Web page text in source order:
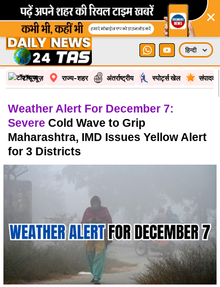
×
टॉप न्यूज़ राज्य-शहर अंतर्राष्ट्रीय स्पोर्ट्स खेल
Weather Alert For December 7:
Severe Cold Wave to Grip
Maharashtra, IMD Issues Yellow Alert
for 3 Districts